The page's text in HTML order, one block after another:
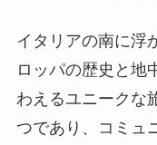
イタリアの南に浮
ロッパの歴史と地
わえるユニークな
つであり、コミュ